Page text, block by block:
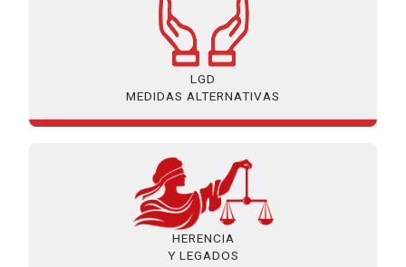
LGD
MEDIDAS ALTERNATIVAS
HERENCIA
Y LEGADOS